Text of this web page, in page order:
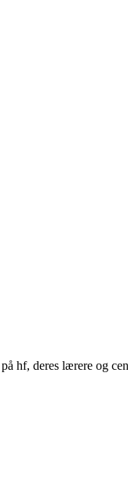
hf, deres lærere og